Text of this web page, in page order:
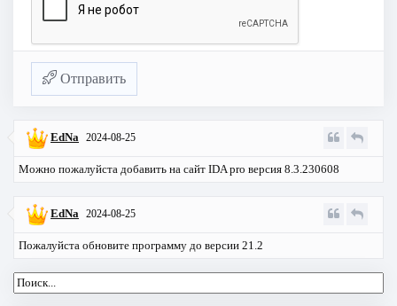
Отправить
EdNa 2024-08-25
Можно пожалуйста добавить на сайт IDA pro версия 8.3.230608
EdNa 2024-08-25
Пожалуйста обновите программу до версии 21.2